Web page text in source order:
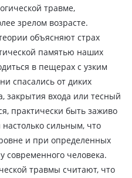
травме,
зрелом возрасте.
объясняют страх
памятью наших
в пещерах с узким
спасались от диких
закрытия входа или тесный
практически быть заживо
сильным, что
и при определенных
современного человека.
травмы считают, что